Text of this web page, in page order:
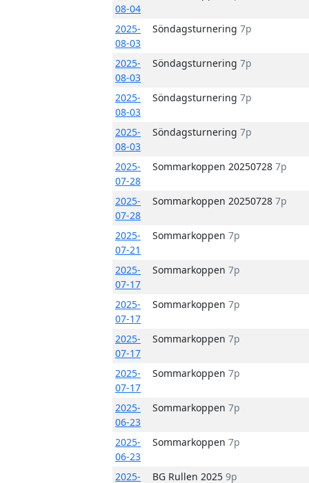
08-04
2025-
08-03
Söndagsturnering 7p
2025-
08-03
Söndagsturnering 7p
2025-
08-03
Söndagsturnering 7p
2025-
08-03
Söndagsturnering 7p
2025-
07-28
Sommarkoppen 20250728 7p
2025-
07-28
Sommarkoppen 20250728 7p
2025-
07-21
Sommarkoppen 7p
2025-
07-17
Sommarkoppen 7p
2025-
07-17
Sommarkoppen 7p
2025-
07-17
Sommarkoppen 7p
2025-
07-17
Sommarkoppen 7p
2025-
06-23
Sommarkoppen 7p
2025-
06-23
Sommarkoppen 7p
2025-
BG Rullen 2025 9p